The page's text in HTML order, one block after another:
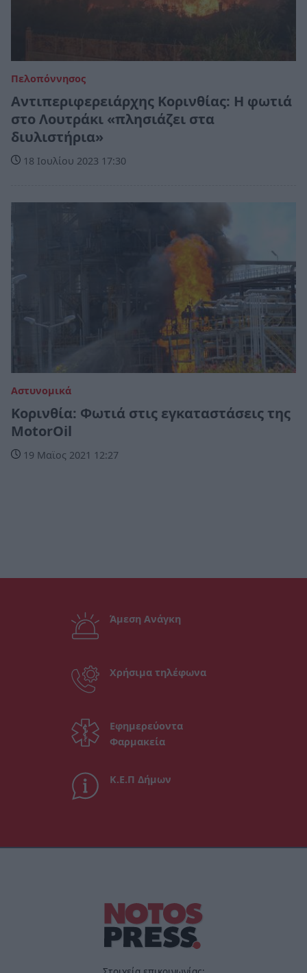
Πελοπόννησος
Αντιπεριφερειάρχης Κορινθίας: Η φωτιά
στο Λουτράκι «πλησιάζει στα
διυλιστήρια»
18 Ιουλίου 2023 17:30
Αστυνομικά
Κορινθία: Φωτιά στις εγκαταστάσεις της
MotorOil
19 Μαϊος 2021 12:27
Άμεση Ανάγκη
Χρήσιμα τηλέφωνα
Εφημερεύοντα
Φαρμακεία
Κ.Ε.Π Δήμων